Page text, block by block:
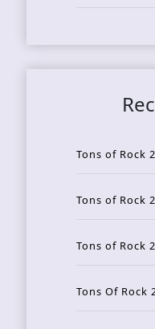
Tons of Rock
Tons of Rock
Tons of Rock
Tons Of Rock